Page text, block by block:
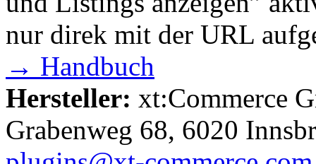
nur direk mit der URL
→ Handbuch
Hersteller: xt:Commerce
Grabenweg 68, 6020